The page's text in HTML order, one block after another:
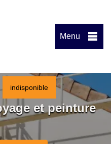
Menu
indisponible
et peinture